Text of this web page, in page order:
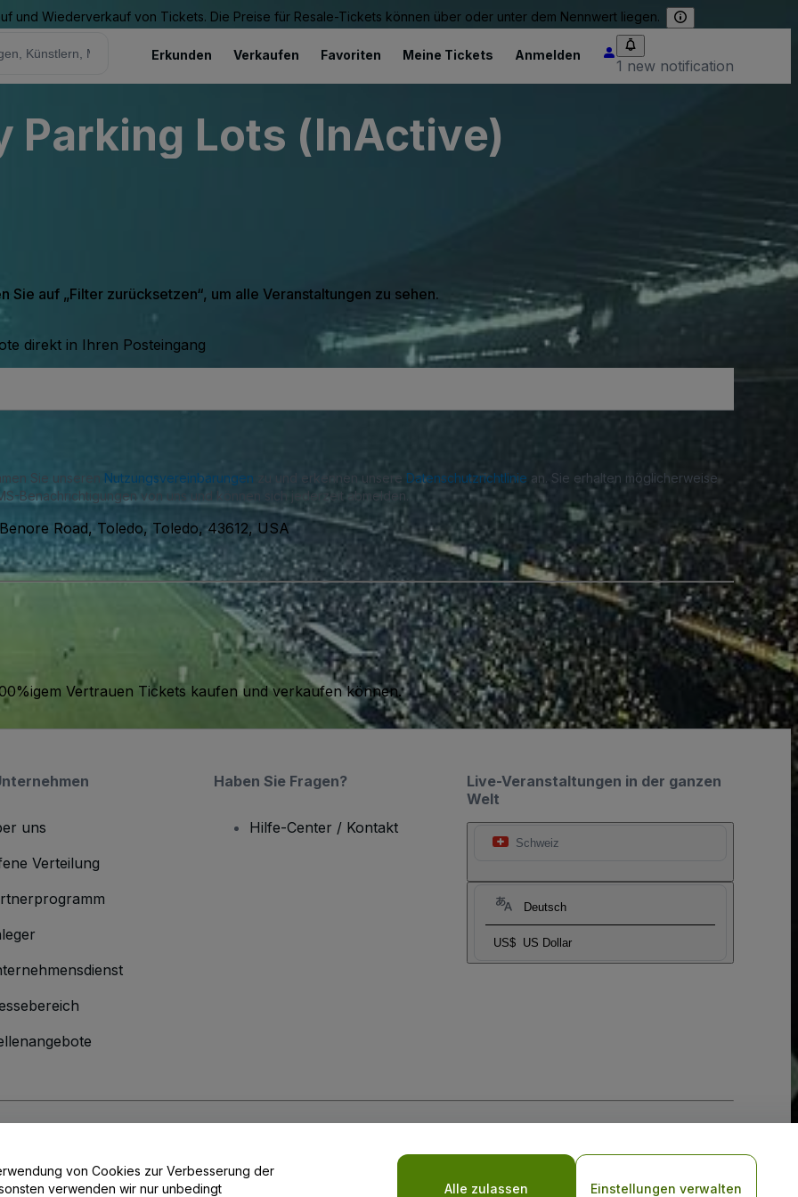
und Wiederverkauf von Tickets. Die Preise für Resale-Tickets können über oder unter dem Nennwert liegen.
Erkunden Verkaufen Favoriten Meine Tickets Anmelden
1 new notification
Parking Lots (InActive)
Sie auf „Filter zurücksetzen“, um alle Veranstaltungen zu sehen.
direkt in Ihren Posteingang
Sie unseren Nutzungsvereinbarungen zu und erkennen unsere Datenschutzrichtlinie an. Sie erhalten möglicherweise
Benachrichtigungen von uns und können sich jederzeit abmelden.
Road, Toledo, Toledo, 43612, USA
Vertrauen Tickets kaufen und verkaufen können.
Live-Veranstaltungen in der ganzen
Welt
Schweiz
Deutsch
US$ US Dollar
uns
Verteilung
Haben Sie Fragen?
Hilfe-Center / Kontakt
Cookie-RichtlinieundDatenschutzrichtlinie für Mobilanwendungen
von Cookies zur Verbesserung der
Alle zulassen Einstellungen verwalten